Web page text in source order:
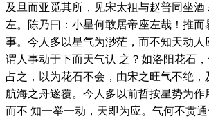
及旦而亚觅其所，见宋太祖与赵普同坐酒
左。陈乃曰：小星何敢居帝座左哉！推
事。今人多以星气为渺茫，而不知天动人
谓人事动于下而天气认 之？如洛阳花石
占之，以为花石不会，由宋之旺气不绝
航海之舟遂覆。今人多以前哲按星势为作
而不 知一举一动，天即为应。气何不贯